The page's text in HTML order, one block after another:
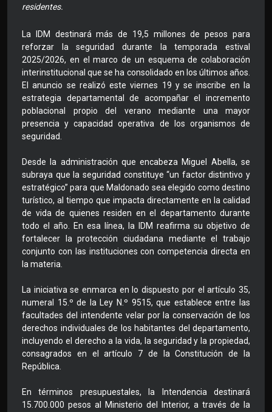
residentes.
La IDM destinará más de 19,5 millones de pesos para
reforzar la seguridad durante la temporada estival
2025/2026, en el marco de un esquema de colaboración
interinstitucional que se ha consolidado en los últimos años.
El anuncio se realizó este viernes 19 y se inscribe en la
estrategia departamental de acompañar el incremento
poblacional propio del verano mediante una mayor
presencia y capacidad operativa de los organismos de
seguridad.
Desde la administración que encabeza Miguel Abella, se
subraya que la seguridad constituye “un factor distintivo y
estratégico” para que Maldonado sea elegido como destino
turístico, al tiempo que impacta directamente en la calidad
de vida de quienes residen en el departamento durante
todo el año. En esa línea, la IDM reafirma su objetivo de
fortalecer la protección ciudadana mediante el trabajo
conjunto con las instituciones con competencia directa en
la materia.
La iniciativa se enmarca en lo dispuesto por el artículo 35,
numeral 15.º de la Ley N.º 9515, que establece entre las
facultades del intendente velar por la conservación de los
derechos individuales de los habitantes del departamento,
incluyendo el derecho a la vida, la seguridad y la propiedad,
consagrados en el artículo 7 de la Constitución de la
República.
En términos presupuestales, la Intendencia destinará
15.700.000 pesos al Ministerio del Interior, a través de la